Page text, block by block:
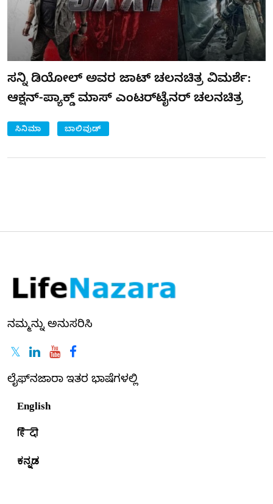
ಸನ್ನಿ ಡಿಯೋಲ್ ಅವರ ಜಾಟ್ ಚಲನಚಿತ್ರ ವಿಮರ್ಶೆ:
ಆಕ್ಷನ್-ಪ್ಯಾಕ್ಡ್ ಮಾಸ್ ಎಂಟರ್‌ಟೈನರ್ ಚಲನಚಿತ್ರ
ಸಿನಿಮಾ ಬಾಲಿವುಡ್
ನಮ್ಮನ್ನು ಅನುಸರಿಸಿ
ಲೈಫ್‌ನಜಾರಾ ಇತರ ಭಾಷೆಗಳಲ್ಲಿ
English
हिंदी
ಕನ್ನಡ